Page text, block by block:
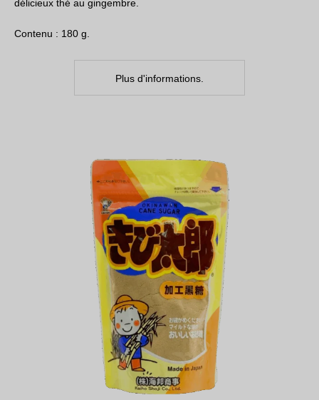
délicieux thé au gingembre.
Contenu : 180 g.
Plus d'informations.